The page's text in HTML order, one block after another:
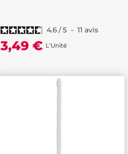
4.6/5 - 11 avis
3,49 € L'Unité